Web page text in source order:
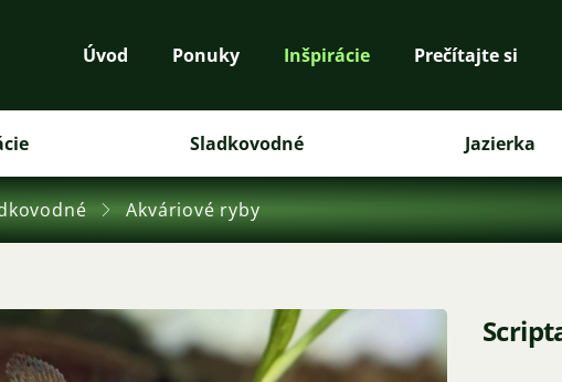
Úvod Ponuky Inšpirácie Prečítajte si
Sladkovodné Jazierka
Akváriové ryby